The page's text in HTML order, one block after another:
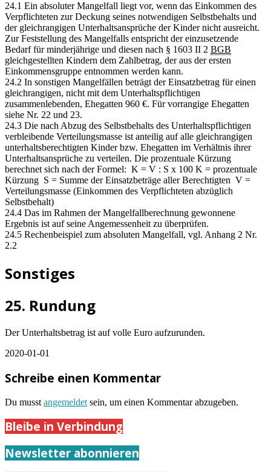
24.1 Ein absoluter Mangelfall liegt vor, wenn das Einkommen des
Verpflichteten zur Deckung seines notwendigen Selbstbehalts und
der gleichrangigen Unterhaltsansprüche der Kinder nicht ausreicht.
Zur Feststellung des Mangelfalls entspricht der einzusetzende
Bedarf für minderjährige und diesen nach § 1603 II 2 BGB
gleichgestellten Kindern dem Zahlbetrag, der aus der ersten
Einkommensgruppe entnommen werden kann.
24.2 In sonstigen Mangelfällen beträgt der Einsatzbetrag für einen
gleichrangigen, nicht mit dem Unterhaltspflichtigen
zusammenlebenden, Ehegatten 960 €. Für vorrangige Ehegatten
siehe Nr. 22 und 23.
24.3 Die nach Abzug des Selbstbehalts des Unterhaltspflichtigen
verbleibende Verteilungsmasse ist anteilig auf alle gleichrangigen
unterhaltsberechtigten Kinder bzw. Ehegatten im Verhältnis ihrer
Unterhaltsansprüche zu verteilen. Die prozentuale Kürzung
berechnet sich nach der Formel: K = V : S x 100 K = prozentuale
Kürzung S = Summe der Einsatzbeträge aller Berechtigten V =
Verteilungsmasse (Einkommen des Verpflichteten abzüglich
Selbstbehalt)
24.4 Das im Rahmen der Mangelfallberechnung gewonnene
Ergebnis ist auf seine Angemessenheit zu überprüfen.
24.5 Rechenbeispiel zum absoluten Mangelfall, vgl. Anhang 2 Nr.
2.2
Sonstiges
25. Rundung
Der Unterhaltsbetrag ist auf volle Euro aufzurunden.
2020-01-01
Schreibe einen Kommentar
Du musst angemeldet sein, um einen Kommentar abzugeben.
Bleibe in Verbindung
Newsletter abonnieren